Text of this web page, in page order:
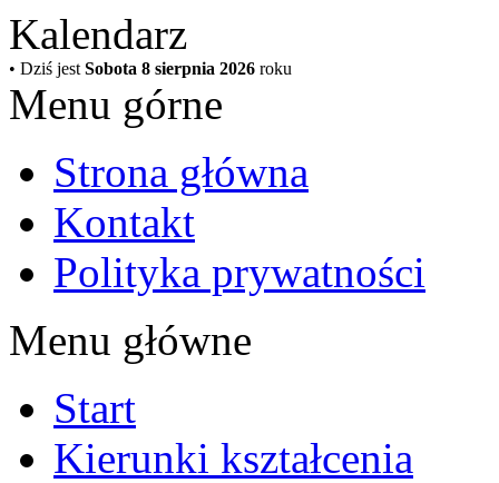
Kalendarz
• Dziś jest Sobota 8 sierpnia 2026 roku
Menu górne
Strona główna
Kontakt
Polityka prywatności
Menu główne
Start
Kierunki kształcenia